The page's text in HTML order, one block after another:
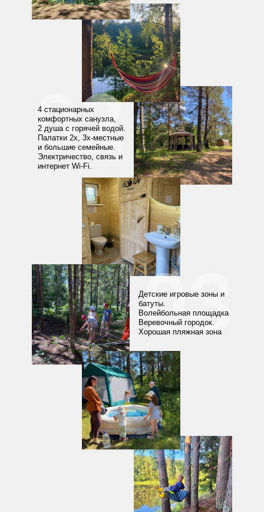
03
02
4 стационарных
комфортных санузла,
2 душа с горячей водой.
Палатки 2х, 3х-местные
и большие семейные.
Электричество, связь и
интернет Wi-Fi.
Детские игровые зоны и
батуты.
Волейбольная площадка
Веревочный городок.
Хорошая пляжная зона